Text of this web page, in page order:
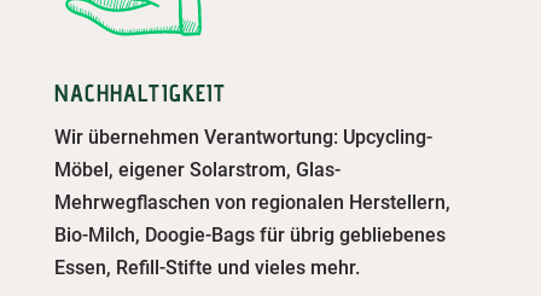
NACHHALTIGKEIT
Wir übernehmen Verantwortung: Upcycling-
Möbel, eigener Solarstrom, Glas-
Mehrwegflaschen von regionalen Herstellern,
Bio-Milch, Doogie-Bags für übrig gebliebenes
Essen, Refill-Stifte und vieles mehr.